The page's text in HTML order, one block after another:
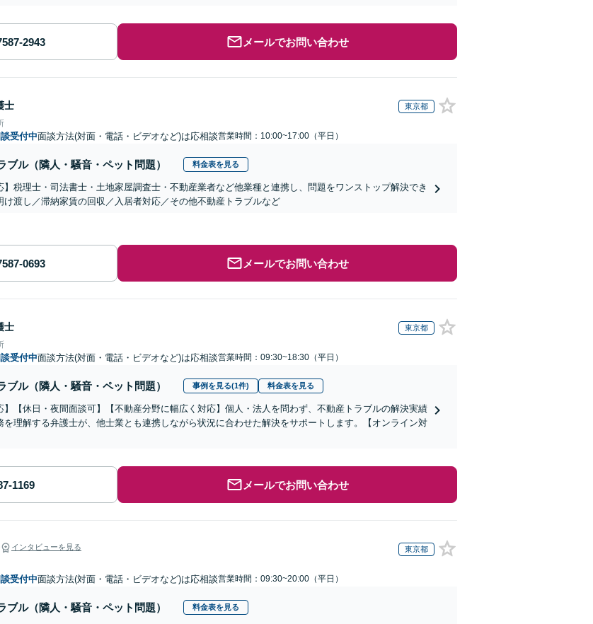
メールでお問い合わせ
士 東京都
受付中面談方法(対面・電話・ビデオなど)は応相談営業時間：10:00~17:00（平日）
ブル（隣人・騒音・ペット問題） 料金表を見る
】税理士・司法書士・土地家屋調査士・不動産業者など他業種と連携し、問題をワンストップ解決でき
け渡し／滞納家賃の回収／入居者対応／その他不動産トラブルなど
メールでお問い合わせ
士 東京都
受付中面談方法(対面・電話・ビデオなど)は応相談営業時間：09:30~18:30（平日）
ブル（隣人・騒音・ペット問題） 事例を見る(1件) 料金表を見る
】【休日・夜間面談可】【不動産分野に幅広く対応】個人・法人を問わず、不動産トラブルの解決実績
を理解する弁護士が、他士業とも連携しながら状況に合わせた解決をサポートします。【オンライン対
メールでお問い合わせ
インタビューを見る 東京都
受付中面談方法(対面・電話・ビデオなど)は応相談営業時間：09:30~20:00（平日）
ブル（隣人・騒音・ペット問題） 料金表を見る